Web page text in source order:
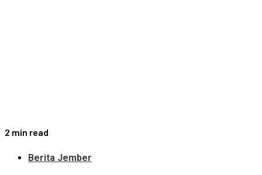
2 min read
Berita Jember